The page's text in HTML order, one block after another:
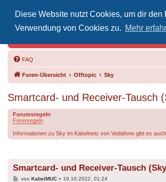
Diese Website nutzt Cookies, um dir
Verwendung von Cookies zu. Mehr
FAQ
Foren-Übersicht Offtopic Sky
Smartcard- und Receiver-Tausch
Forumsregeln
Forenregeln
Informationen zu Sky im Kabelnetz von Vodafone gibt es
Smartcard- und Receiver-Tausch
Beitrag
von KabelMUC» 19.10.2022, 01:24